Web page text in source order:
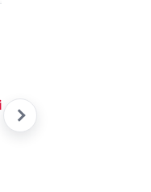
Gids Glossy 18
Zomer